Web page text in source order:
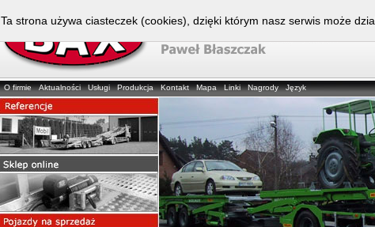
O firmie Aktualności Usługi Produkcja Kontakt Mapa Linki Nagrody Język
Ta strona używa ciasteczek (cookies), dzięki którym nasz serwis może